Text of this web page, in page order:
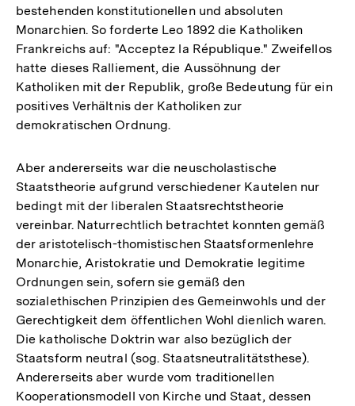
bestehenden konstitutionellen und absoluten
Monarchien. So forderte Leo 1892 die Katholiken
Frankreichs auf: "Acceptez la République." Zweifellos
hatte dieses Ralliement, die Aussöhnung der
Katholiken mit der Republik, große Bedeutung für ein
positives Verhältnis der Katholiken zur
demokratischen Ordnung.
Aber andererseits war die neuscholastische
Staatstheorie aufgrund verschiedener Kautelen nur
bedingt mit der liberalen Staatsrechtstheorie
vereinbar. Naturrechtlich betrachtet konnten gemäß
der aristotelisch-thomistischen Staatsformenlehre
Monarchie, Aristokratie und Demokratie legitime
Ordnungen sein, sofern sie gemäß den
sozialethischen Prinzipien des Gemeinwohls und der
Gerechtigkeit dem öffentlichen Wohl dienlich waren.
Die katholische Doktrin war also bezüglich der
Staatsform neutral (sog. Staatsneutralitätsthese).
Andererseits aber wurde vom traditionellen
Kooperationsmodell von Kirche und Staat, dessen